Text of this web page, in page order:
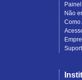
Não
Como